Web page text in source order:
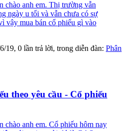
anh em. Thị trường vẫn
ngày u tối và vẫn chưa có sự
vậy mua bán cổ phiếu gì vào
19, 0 lần trả lời, trong diễn đàn: Phân
theo yêu cầu - Cổ phiếu
anh em. Cổ phiếu hôm nay